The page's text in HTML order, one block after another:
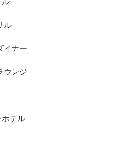
ル
イナー
ウンジ
ホテル